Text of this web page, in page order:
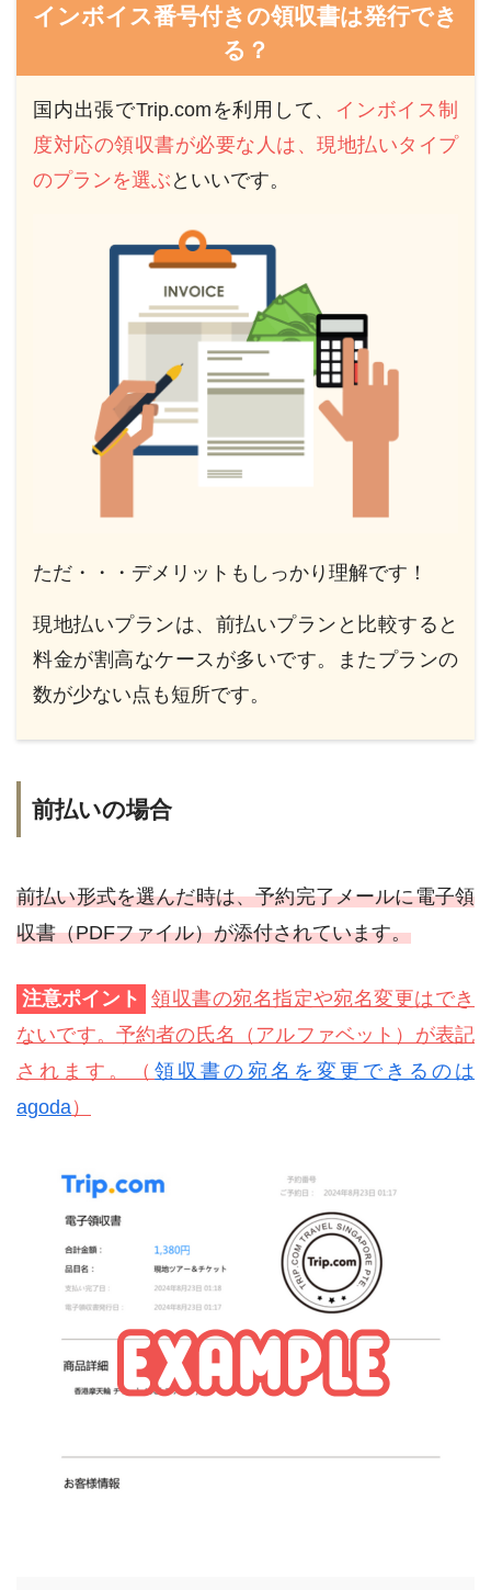
インボイス番号付きの領収書は発行でき
る？
国内出張でTrip.comを利用して、 インボイス制
度対応の領収書が必要な人は、現地払いタイプ
のプランを選ぶ といいです。
ただ・・・デメリットもしっかり理解です！
現地払いプランは、前払いプランと比較すると
料金が割高なケースが多いです。またプランの
数が少ない点も短所です。
前払いの場合
前払い形式を選んだ時は、予約完了メールに電子領
収書（PDFファイル）が添付されています。
注意ポイント
領収書の宛名指定や宛名変更はでき
ないです。予約者の氏名（アルファベット）が表記
されます。（領収書の宛名を変更できるのは
agoda）